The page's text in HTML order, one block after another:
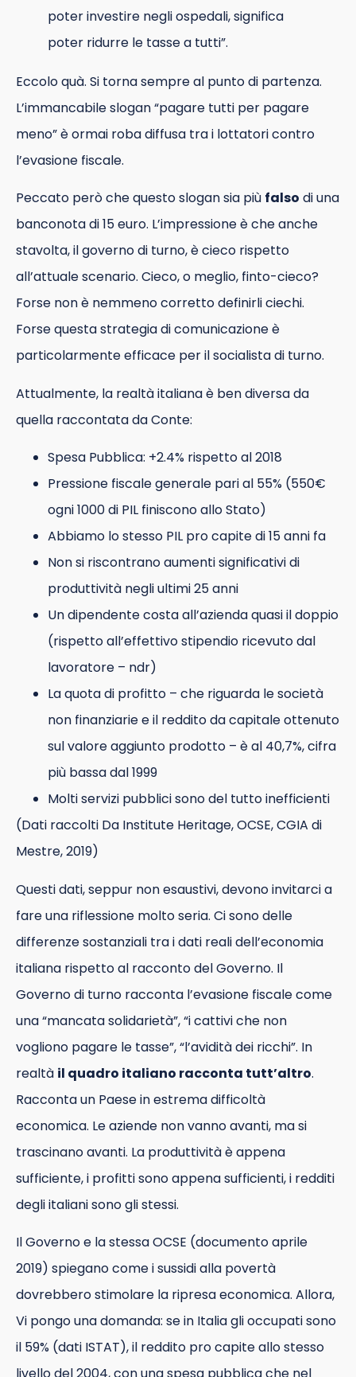
poter investire negli ospedali, significa
poter ridurre le tasse a tutti”.
Eccolo quà. Si torna sempre al punto di partenza.
L’immancabile slogan “pagare tutti per pagare
meno” è ormai roba diffusa tra i lottatori contro
l’evasione fiscale.
Peccato però che questo slogan sia più falso di una
banconota di 15 euro. L’impressione è che anche
stavolta, il governo di turno, è cieco rispetto
all’attuale scenario. Cieco, o meglio, finto-cieco?
Forse non è nemmeno corretto definirli ciechi.
Forse questa strategia di comunicazione è
particolarmente efficace per il socialista di turno.
Attualmente, la realtà italiana è ben diversa da
quella raccontata da Conte:
Spesa Pubblica: +2.4% rispetto al 2018
Pressione fiscale generale pari al 55% (550€
ogni 1000 di PIL finiscono allo Stato)
Abbiamo lo stesso PIL pro capite di 15 anni fa
Non si riscontrano aumenti significativi di
produttività negli ultimi 25 anni
Un dipendente costa all’azienda quasi il doppio
(rispetto all’effettivo stipendio ricevuto dal
lavoratore – ndr)
La quota di profitto – che riguarda le società
non finanziarie e il reddito da capitale ottenuto
sul valore aggiunto prodotto – è al 40,7%, cifra
più bassa dal 1999
Molti servizi pubblici sono del tutto inefficienti
(Dati raccolti Da Institute Heritage, OCSE, CGIA di
Mestre, 2019)
Questi dati, seppur non esaustivi, devono invitarci a
fare una riflessione molto seria. Ci sono delle
differenze sostanziali tra i dati reali dell’economia
italiana rispetto al racconto del Governo. Il
Governo di turno racconta l’evasione fiscale come
una “mancata solidarietà”, “i cattivi che non
vogliono pagare le tasse”, “l’avidità dei ricchi”. In
realtà il quadro italiano racconta tutt’altro.
Racconta un Paese in estrema difficoltà
economica. Le aziende non vanno avanti, ma si
trascinano avanti. La produttività è appena
sufficiente, i profitti sono appena sufficienti, i redditi
degli italiani sono gli stessi.
Il Governo e la stessa OCSE (documento aprile
2019) spiegano come i sussidi alla povertà
dovrebbero stimolare la ripresa economica. Allora,
Vi pongo una domanda: se in Italia gli occupati sono
il 59% (dati ISTAT), il reddito pro capite allo stesso